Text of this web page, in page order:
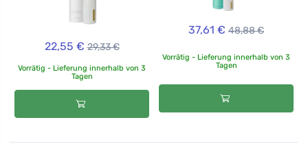
22,55 € 29,33 €
Vorrätig - Lieferung innerhalb von 3
Tagen
37,61 € 48,88 €
Vorrätig - Lieferung innerhalb von 3
Tagen